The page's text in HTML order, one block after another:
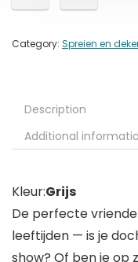
Category: Spreien en
Description
Additional
Kleur:Grijs
De perfecte
leeftijden — is je
show? Of ben je op